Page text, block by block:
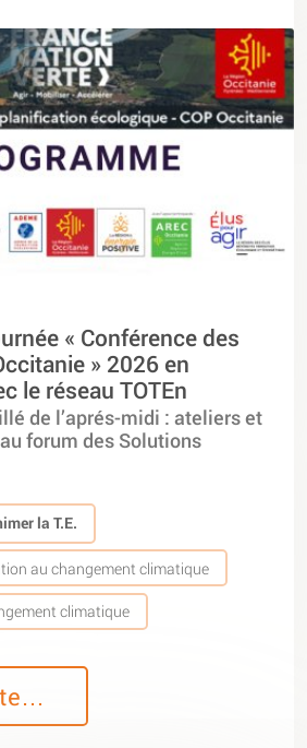
« Conférence des
» 2026 en
le réseau TOTEn
de l’aprés-midi : ateliers et
forum des Solutions
la T.E.
au changement climatique
climatique